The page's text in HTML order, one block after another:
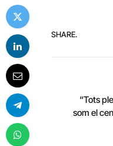
SHARE.
“Tots
som el